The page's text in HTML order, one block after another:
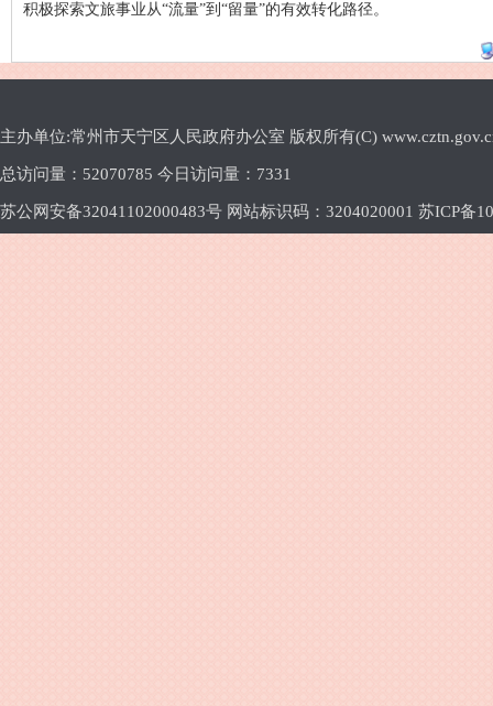
积极探索文旅事业从“流量”到“留量”的有效转化路径。
主办单位:常州市天宁区人民政府办公室 版权所有(C)
总访问量： 52070785 今日访问量： 7331
苏公网安备32041102000483号 网站标识码：3204020001 苏ICP备